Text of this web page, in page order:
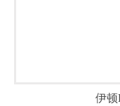
伊顿